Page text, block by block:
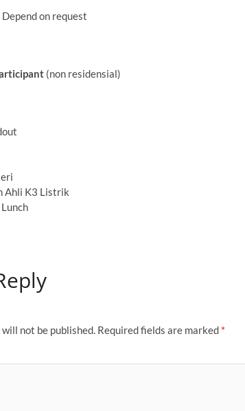
Depend on request
(non residensial)
Ahli K3 Listrik
not be published. Required fields are marked *